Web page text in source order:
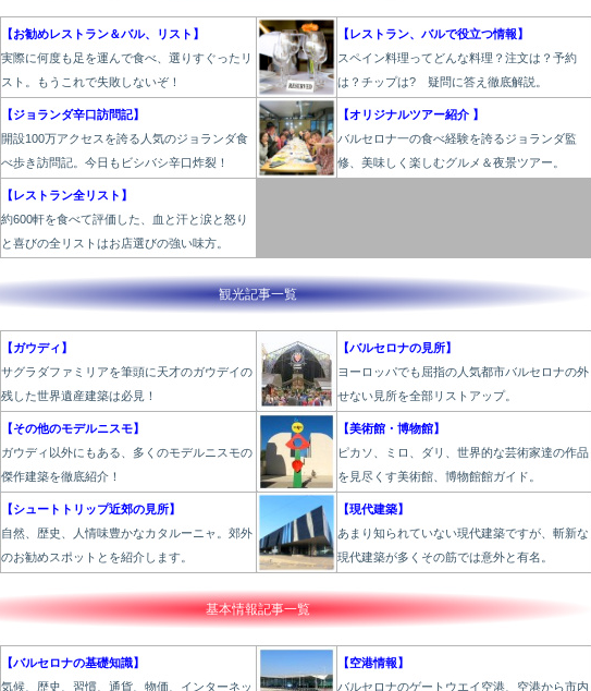
【お勧めレストラン＆バル、リスト】
実際に何度も足を運んで食べ、選りすぐったリ
スト。もうこれで失敗しないぞ！
【レストラン、バルで役立つ情報】
スペイン料理ってどんな料理？注文は？予約
は？チップは? 疑問に答え徹底解説。
【ジョランダ辛口訪問記】
開設100万アクセスを誇る人気のジョランダ食
べ歩き訪問記。今日もビシバシ辛口炸裂！
【オリジナルツアー紹介 】
バルセロナ一の食べ経験を誇るジョランダ監
修、美味しく楽しむグルメ＆夜景ツアー。
【レストラン全リスト】
約600軒を食べて評価した、血と汗と涙と怒り
と喜びの全リストはお店選びの強い味方。
観光記事一覧
【ガウディ】
サグラダファミリアを筆頭に天才のガウデイの
残した世界遺産建築は必見！
【バルセロナの見所】
ヨーロッパでも屈指の人気都市バルセロナの外
せない見所を全部リストアップ。
【その他のモデルニスモ】
ガウディ以外にもある、多くのモデルニスモの
傑作建築を徹底紹介！
【美術館・博物館】
ピカソ、ミロ、ダリ、世界的な芸術家達の作品
を見尽くす美術館、博物館館ガイド。
【シュートトリップ近郊の見所】
自然、歴史、人情味豊かなカタルーニャ。郊外
のお勧めスポットとを紹介します。
【現代建築】
あまり知られていない現代建築ですが、斬新な
現代建築が多くその筋では意外と有名。
基本情報記事一覧
【バルセロナの基礎知識】
気候、歴史、習慣、通貨、物価、インターネッ
【空港情報】
バルセロナのゲートウエイ空港、空港から市内